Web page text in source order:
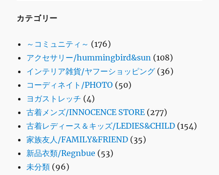
カテゴリー
～コミュニティ～ (176)
アクセサリー/hummingbird&sun (108)
インテリア雑貨/ヤフーショッピング (36)
コーディネイト/PHOTO (50)
ヨガストレッチ (4)
古着メンズ/INNOCENCE STORE (277)
古着レディース＆キッズ/LEDIES&CHILD (154)
家族友人/FAMILY&FRIEND (35)
新品衣類/Regnbue (53)
未分類 (96)